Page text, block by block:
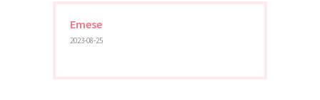
Emese
2023-08-25